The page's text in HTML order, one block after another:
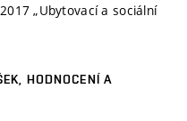
„Ubytovací a sociální
HODNOCENÍ A